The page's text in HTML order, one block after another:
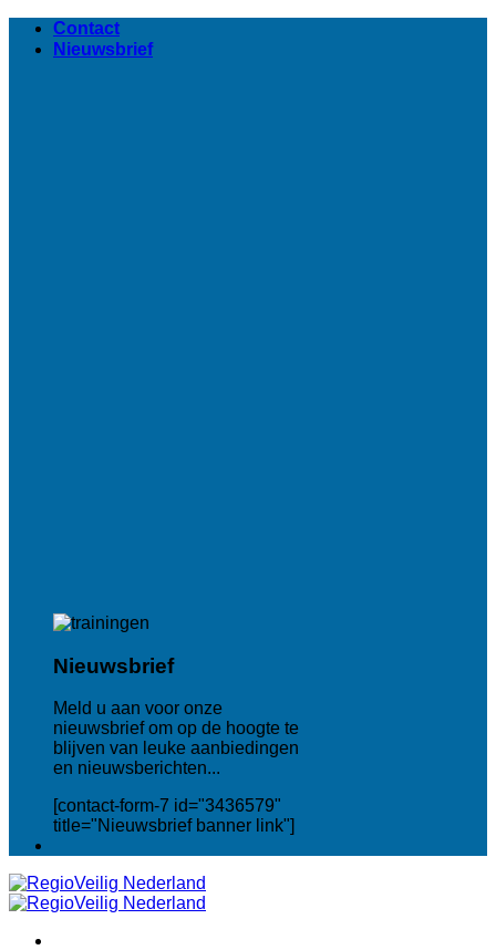
naar
Contact
Nieuwsbrief
Nieuwsbrief
Meld u aan voor onze
nieuwsbrief om op de hoogte te
blijven van leuke aanbiedingen
en nieuwsberichten...
[contact-form-7 id="3436579"
title="Nieuwsbrief banner link"]